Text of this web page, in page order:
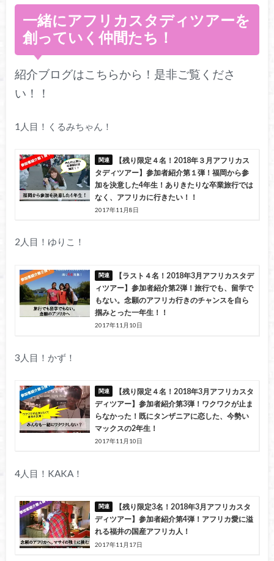
一緒にアフリカスタディツアーを
創っていく仲間たち！
紹介ブログはこちらから！ 是非ご覧くださ
い！！
1人目！くるみちゃん！
【残り限定４名！2018年３月アフリカス
タディツアー】参加者紹介第１弾！福岡から参
加を決意した4年生！ありきたりな卒業旅行では
なく、アフリカに行きたい！！
2017年11月8日
2人目！ゆりこ！
【ラスト４名！2018年3月アフリカスタデ
ィツアー】参加者紹介第2弾！旅行でも、留学で
もない。念願のアフリカ行きのチャンスを自ら
掴みとった一年生！！
2017年11月10日
3人目！かず！
【残り限定４名！2018年3月アフリカスタ
ディツアー】参加者紹介第3弾！ワクワクが止ま
らなかった！既にタンザニアに恋した、今勢い
マックスの2年生！
2017年11月10日
4人目！KAKA！
【残り限定3名！2018年3月アフリカスタ
ディツアー】参加者紹介第4弾！アフリカ愛に溢
れる福井の国産アフリカ人！
2017年11月17日